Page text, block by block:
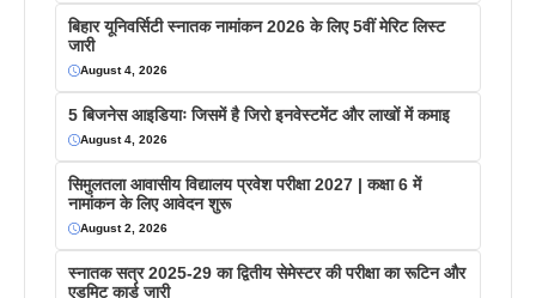
बिहार यूनिवर्सिटी स्नातक नामांकन 2026 के लिए 5वीं मेरिट लिस्ट
जारी
August 4, 2026
5 बिजनेस आइडियाः जिसमें है जिरो इनवेस्टमेंट और लाखों में कमाइ
August 4, 2026
सिमुलतला आवासीय विद्यालय प्रवेश परीक्षा 2027 | कक्षा 6 में
नामांकन के लिए आवेदन शुरू
August 2, 2026
स्नातक सत्र 2025-29 का द्वितीय सेमेस्टर की परीक्षा का रूटिन और
एडमिट कार्ड जारी